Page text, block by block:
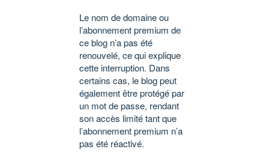
Le nom de domaine ou
l’abonnement premium de
ce blog n’a pas été
renouvelé, ce qui explique
cette interruption. Dans
certains cas, le blog peut
également être protégé par
un mot de passe, rendant
son accès limité tant que
l’abonnement premium n’a
pas été réactivé.